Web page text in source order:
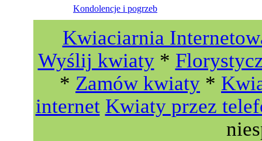
Kondolencje i pogrzeb
Kwiaciarnia
Wyślij kwiaty*
* Zamów kwiaty *
internet Kwiaty przez